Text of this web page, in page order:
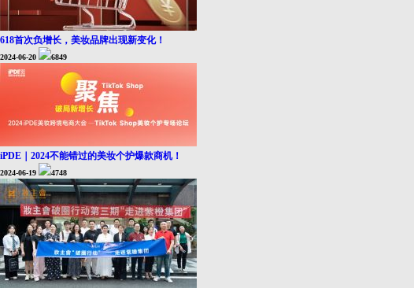
618首次负增长，美妆品牌出现新变化！
2024-06-20 6849
iPDE｜2024不能错过的美妆个护爆款商机！
2024-06-19 4748